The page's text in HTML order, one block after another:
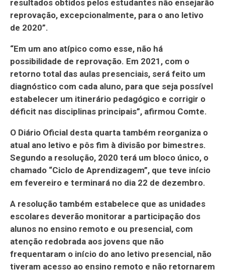
resultados obtidos pelos estudantes não ensejarão
reprovação, excepcionalmente, para o ano letivo
de 2020”.
“Em um ano atípico como esse, não há
possibilidade de reprovação. Em 2021, com o
retorno total das aulas presenciais, será feito um
diagnóstico com cada aluno, para que seja possível
estabelecer um itinerário pedagógico e corrigir o
déficit nas disciplinas principais”, afirmou Comte.
O Diário Oficial desta quarta também reorganiza o
atual ano letivo e pôs fim à divisão por bimestres.
Segundo a resolução, 2020 terá um bloco único, o
chamado “Ciclo de Aprendizagem”, que teve início
em fevereiro e terminará no dia 22 de dezembro.
A resolução também estabelece que as unidades
escolares deverão monitorar a participação dos
alunos no ensino remoto e ou presencial, com
atenção redobrada aos jovens que não
frequentaram o início do ano letivo presencial, não
tiveram acesso ao ensino remoto e não retornarem